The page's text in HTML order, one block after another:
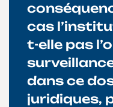
cas
t-elle pas
dans ce
juridiques,